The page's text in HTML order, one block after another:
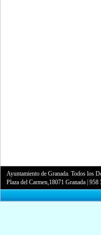
Ayuntamiento de Granada. Todos los
Plaza del Carmen,18071 Granada |958